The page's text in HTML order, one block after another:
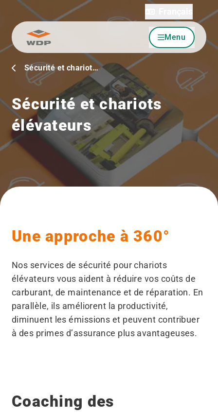
Allez au contenu Menu
Sécurité et chariot…
Sécurité et chariots
élévateurs
Une approche à 360°
Nos services de sécurité pour chariots
élévateurs vous aident à réduire vos coûts de
carburant, de maintenance et de réparation. En
parallèle, ils améliorent la productivité,
diminuent les émissions et peuvent contribuer
à des primes d’assurance plus avantageuses.
Coaching des